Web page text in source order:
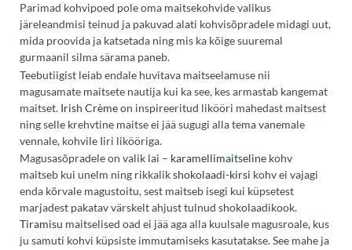
Parimad kohvipoed pole oma maitsekohvide valikus
järeleandmisi teinud ja pakuvad alati kohvisõpradele midagi uut,
mida proovida ja katsetada ning mis ka kõige suuremal
gurmaanil silma särama paneb.
Teebutiigist leiab endale huvitava maitseelamuse nii
magusamate maitsete nautija kui ka see, kes armastab kangemat
maitset. Irish Crèmeon inspireeritud likööri mahedast maitsest
ning selle krehvtine maitse ei jää sugugi alla tema vanemale
vennale, kohvile Iiri likööriga.
Magusasõpradele on valik lai – karamellimaitseline kohv
maitseb kui unelm ning rikkalikshokolaadi-kirsi kohv ei vajagi
enda kõrvale magustoitu, sest maitseb isegi kui küpsetest
marjadest pakatav värskelt ahjust tulnud shokolaadikook.
Tiramisu maitselised oad ei jää aga alla kuulsale magusroale, kus
ju samuti kohvi küpsiste immutamiseks kasutatakse. See mahe ja